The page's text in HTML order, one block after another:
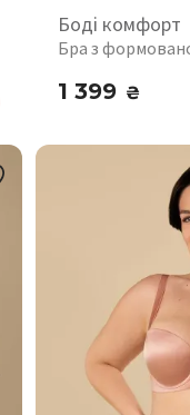
Боді комфорт
Бра з
1 399 ₴